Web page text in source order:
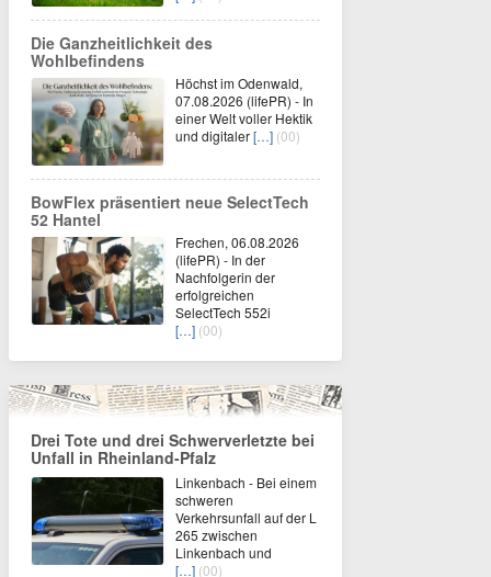
Die Ganzheitlichkeit des
Wohlbefindens
Höchst im Odenwald,
07.08.2026 (lifePR) - In
einer Welt voller Hektik
und digitaler[…] (00)
BowFlex präsentiert neue SelectTech
52 Hantel
Frechen, 06.08.2026
(lifePR) - In der
Nachfolgerin der
erfolgreichen
SelectTech 552i
[…] (00)
Drei Tote und drei Schwerverletzte bei
Unfall in Rheinland-Pfalz
Linkenbach - Bei einem
schweren
Verkehrsunfall auf der L
265 zwischen
Linkenbach und
[…] (00)